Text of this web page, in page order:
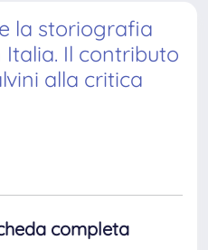
la storiografia
Italia. Il contributo
alla critica
completa